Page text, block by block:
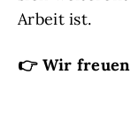
Arbeit ist.
👉Wir freuen